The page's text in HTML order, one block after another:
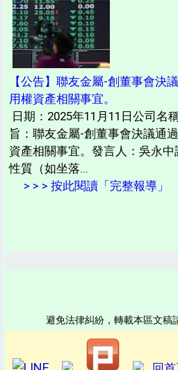
【公告】聯友金屬-創董事會決
用權資產相關事宜。
日期：2025年11月11日公司名
旨：聯友金屬-創董事會決議通
資產相關事宜。發言人：吳永
性質（如坐落...
> > > 按此閱讀「完整報導」
避免法律糾紛，轉載本區文稿